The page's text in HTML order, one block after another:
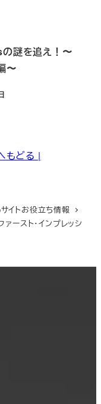
謎を追え！〜
〜
もどる |
イトお役立ち情報
ースト・インプレッシ